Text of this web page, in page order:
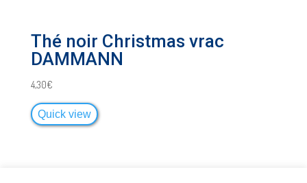
Thé noir Christmas vrac
DAMMANN
4,30€
Quick view